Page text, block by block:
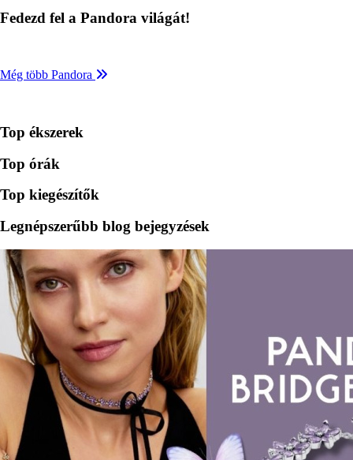
Fedezd fel a Pandora világát!
Még több Pandora
Top ékszerek
Top órák
Top kiegészítők
Legnépszerűbb blog bejegyzések